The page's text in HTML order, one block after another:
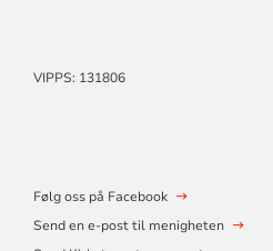
VIPPS: 131806
Følg oss på Facebook
Send en e-post til menigheten